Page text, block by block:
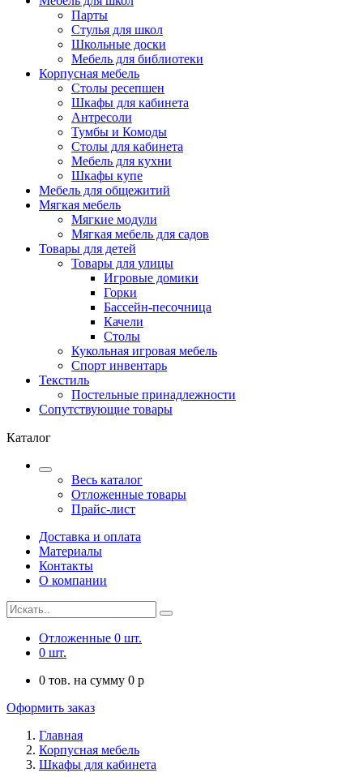
Парты
Стулья для школ
Школьные доски
Мебель для библиотеки
Корпусная мебель
Столы ресепшен
Шкафы для кабинета
Антресоли
Тумбы и Комоды
Столы для кабинета
Мебель для кухни
Шкафы купе
Мебель для общежитий
Мягкая мебель
Мягкие модули
Мягкая мебель для садов
Товары для детей
Товары для улицы
Игровые домики
Горки
Бассейн-песочница
Качели
Столы
Кукольная игровая мебель
Спорт инвентарь
Текстиль
Постельные принадлежности
Сопутствующие товары
Каталог
Весь каталог
Отложенные товары
Прайс-лист
Доставка и оплата
Материалы
Контакты
О компании
Отложенные 0 шт.
0 шт.
0 тов. на сумму 0 p
Оформить заказ
Главная
Корпусная мебель
Шкафы для кабинета